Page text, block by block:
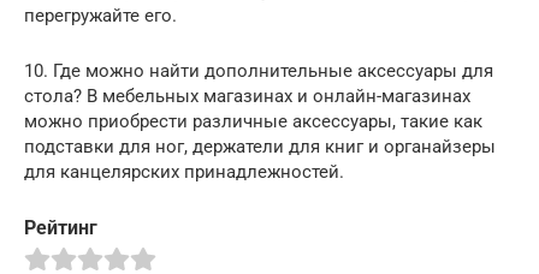
перегружайте его.
10. Где можно найти дополнительные аксессуары для
стола? В мебельных магазинах и онлайн-магазинах
можно приобрести различные аксессуары, такие как
подставки для ног, держатели для книг и органайзеры
для канцелярских принадлежностей.
Рейтинг